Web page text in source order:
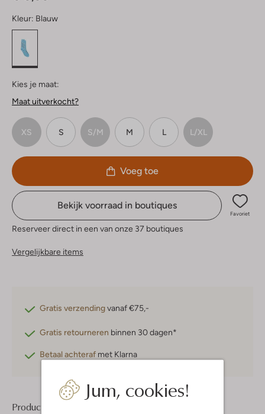
Jum, cookies!
Kleur: Blauw
Kies je maat:
Maat uitverkocht?
XS S S/M M L L/XL
Voeg toe
Bekijk voorraad in boutiques
Favoriet
Reserveer direct in een van onze 37 boutiques
Vergelijkbare items
Gratis verzendingvanaf €75,-
Gratis retourneren binnen 30 dagen*
Betaal achteraf met Klarna
Product informatie